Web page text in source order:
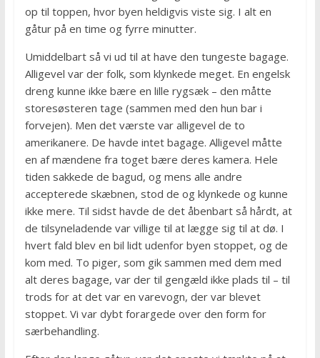
op til toppen, hvor byen heldigvis viste sig. I alt en
gåtur på en time og fyrre minutter.
Umiddelbart så vi ud til at have den tungeste bagage.
Alligevel var der folk, som klynkede meget. En engelsk
dreng kunne ikke bære en lille rygsæk – den måtte
storesøsteren tage (sammen med den hun bar i
forvejen). Men det værste var alligevel de to
amerikanere. De havde intet bagage. Alligevel måtte
en af mændene fra toget bære deres kamera. Hele
tiden sakkede de bagud, og mens alle andre
accepterede skæbnen, stod de og klynkede og kunne
ikke mere. Til sidst havde de det åbenbart så hårdt, at
de tilsyneladende var villige til at lægge sig til at dø. I
hvert fald blev en bil lidt udenfor byen stoppet, og de
kom med. To piger, som gik sammen med dem med
alt deres bagage, var der til gengæld ikke plads til – til
trods for at det var en varevogn, der var blevet
stoppet. Vi var dybt forargede over den form for
særbehandling.